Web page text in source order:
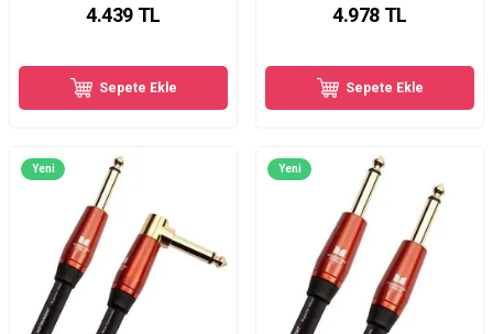
4.439 TL
Sepete Ekle
4.978 TL
Sepete Ekle
Yeni Yeni